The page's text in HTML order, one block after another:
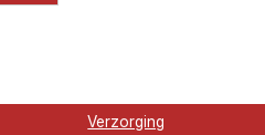
Verzorging